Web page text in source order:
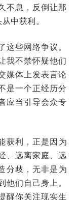
不息，反倒让那
中获利。
这些网络争议。
我不禁怀疑他们
媒体上发表言论
是一个正经历分
应当引导会众专
获利，正是因为
、远离家庭、远
分歧，无非是为
他们自己身上。
醒你关注现实生